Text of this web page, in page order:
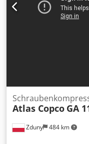
Liter-Tank
Zduny 484 km
Atlas Copco GA